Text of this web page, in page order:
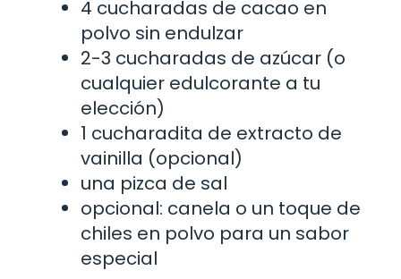
4 cucharadas de cacao en
polvo sin endulzar
2-3 cucharadas de azúcar (o
cualquier edulcorante a tu
elección)
1 cucharadita de extracto de
vainilla (opcional)
una pizca de sal
opcional: canela o un toque de
chiles en polvo para un sabor
especial